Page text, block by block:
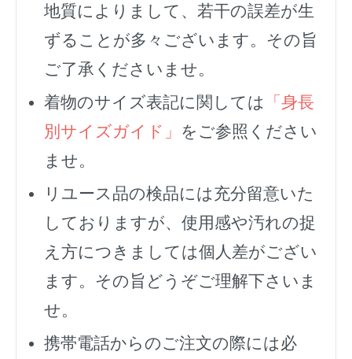
地質によりまして、若干の誤差が生
ずることが多々ございます。その旨
ご了承くださいませ。
着物のサイズ表記に関しては
「身長
別サイズガイド」 をご参照ください
ませ。
リユース品の検品には充分留意いた
しておりますが、使用感や汚れの捉
え方につきましては個人差がござい
ます。その旨どうぞご理解下さいま
せ。
携帯電話からのご注文の際には必